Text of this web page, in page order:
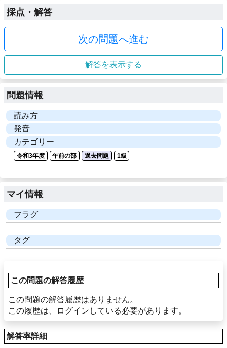
採点・解答
次の問題へ進む
解答を表示する
問題情報
読み方
発音
カテゴリー
令和3年度 午前の部 過去問題 1級
マイ情報
フラグ
タグ
この問題の解答履歴
この問題の解答履歴はありません。
この履歴は、ログインしている必要があります。
解答率詳細